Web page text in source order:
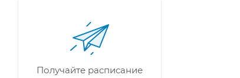
Получайте расписание